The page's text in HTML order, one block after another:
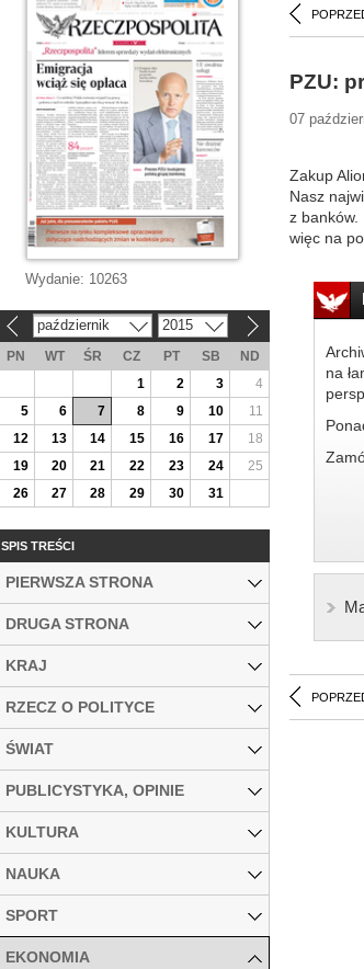
PZU:
07
Zakup
Nasz
z banków.
więc na
na
Wydanie: 10263
październik 2015
PN WT ŚR CZ PT SB
ND
1
2 3
4
5
6 7 8 9 10
11
12
13 14 15 16 17
18
19
20 21 22 23 24
25
26
27 28 29 30 31
SPIS TREŚCI
PIERWSZA STRONA
DRUGA STRONA
KRAJ
RZECZ O POLITYCE
ŚWIAT
PUBLICYSTYKA, OPINIE
KULTURA
NAUKA
SPORT
EKONOMIA